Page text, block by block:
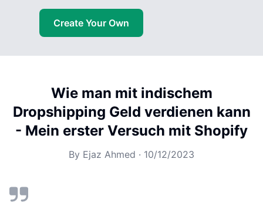
Create Your Own
Wie man mit indischem
Dropshipping Geld verdienen kann
- Mein erster Versuch mit Shopify
By Ejaz Ahmed · 10/12/2023